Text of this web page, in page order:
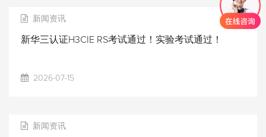
新闻资讯
新华三认证H3CIE RS考试通过！实验考试通过！
2026-07-15
新闻资讯